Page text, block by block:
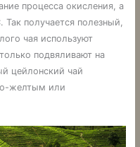
процесса окисления, а
Так получается полезный,
чая используют
подвяливают на
цейлонский чай
желтым или